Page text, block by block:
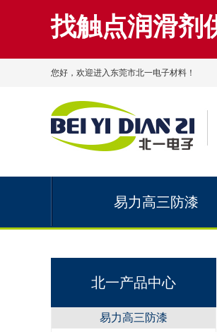
找触点润滑剂
您好，欢迎进入东莞市北一电子材料！
易力高三防漆
北一产品中心
易力高三防漆